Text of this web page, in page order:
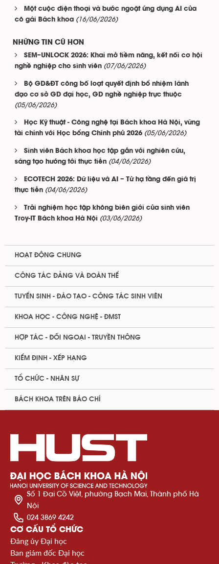
Một cuộc điện thoại và bước ngoặt ứng dụng AI của
cô gái Bách khoa (16/06/2026)
NHỮNG TIN CŨ HƠN
SEM–UNLOCK 2026: Khai mở tiềm năng, kết nối cơ hội
nghề nghiệp cho sinh viên (07/06/2026)
Bộ GD&ĐT công bố loạt quyết định bổ nhiệm lãnh
đạo cơ sở GD đại học, GD nghề nghiệp trực thuộc
(05/06/2026)
Học Kỹ thuật - Công nghệ tại Bách khoa Hà Nội, vững
tài chính với Học bổng Chính phủ 2026 (05/06/2026)
Sinh viên Bách khoa học tập gắn với nghiên cứu,
sáng tạo hướng tới thực tiễn (04/06/2026)
ECOTECH 2026: Dữ liệu và AI – Từ hạ tầng đến giá trị
thực tiễn (04/06/2026)
Trải nghiệm học tập không biên giới của sinh viên
Troy-IT Bách khoa Hà Nội (03/06/2026)
HOẠT ĐỘNG CHUNG
CÔNG TÁC ĐẢNG VÀ ĐOÀN THỂ
TUYỂN SINH - ĐÀO TẠO - CÔNG TÁC SINH VIÊN
KHOA HỌC - CÔNG NGHỆ - ĐMST
HỢP TÁC - ĐỐI NGOẠI - TRUYỀN THÔNG
KIỂM ĐỊNH - XẾP HẠNG
TỔ CHỨC - NHÂN SỰ
BÁCH KHOA TRÊN BÁO CHÍ
Số 1 Đại Cồ Việt, phường Bạch Mai, Thành phố Hà
Nội
024 3869 4242
CƠ CẤU TỔ CHỨC
Đảng ủy Đại học
Ban giám đốc Đại học